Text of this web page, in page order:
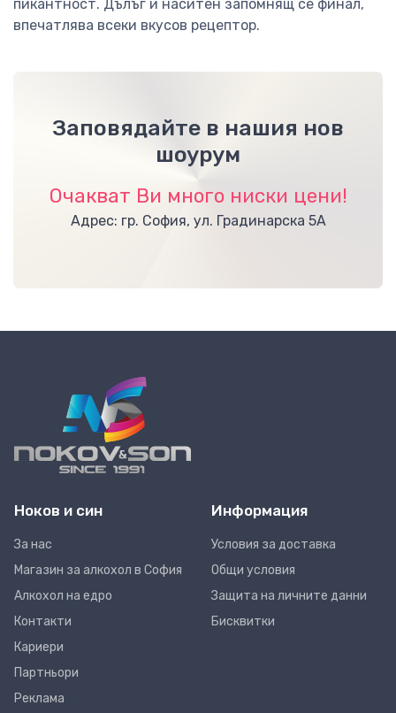
пикантност. Дълъг и наситен запомнящ се финал,
впечатлява всеки вкусов рецептор.
Заповядайте в нашия нов
шоурум
Очакват Ви много ниски цени!
Адрес: гр. София, ул. Градинарска 5А
Ноков и син
За нас
Магазин за алкохол в София
Алкохол на едро
Контакти
Кариери
Партньори
Реклама
Информация
Условия за доставка
Общи условия
Защита на личните данни
Бисквитки